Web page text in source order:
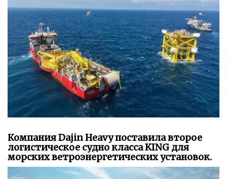
Компания Dajin Heavy поставила второе
логистическое судно класса KING для
морских ветроэнергетических установок.